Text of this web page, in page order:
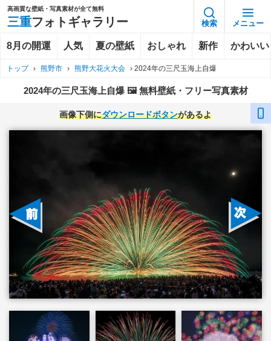
高画質な壁紙・写真素材が全て無料
三重フォトギャラリー 検索 メニュー
8月の開運 人気 夏の壁紙 おしゃれ 新作 かわいい
トップ › 熊野市 › 熊野大花火大会 › 2024年の三尺玉海上自爆
2024年の三尺玉海上自爆 🖼️ 無料壁紙・フリー写真素材
画像下側にダウンロードボタンがあるよ